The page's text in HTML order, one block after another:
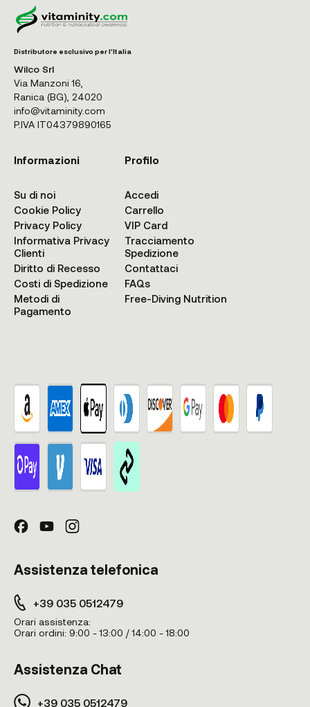
Distributore esclusivo per l'Italia
Wilco Srl
Via Manzoni 16,
Ranica (BG), 24020
info@vitaminity.com
P.IVA IT04379890165
Informazioni
Su di noi
Cookie Policy
Privacy Policy
Informativa Privacy
Clienti
Diritto di Recesso
Costi di Spedizione
Metodi di
Pagamento
Profilo
Accedi
Carrello
VIP Card
Tracciamento
Spedizione
Contattaci
FAQs
Free-Diving Nutrition
Assistenza telefonica
+39 035 0512479
Orari assistenza:
Orari ordini: 9:00 - 13:00 / 14:00 - 18:00
Assistenza Chat
+39 035 0512479